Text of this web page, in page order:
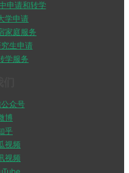
申请和转学
学申请
家庭服务
生申请
学服务
众号
博
乎
视频
视频